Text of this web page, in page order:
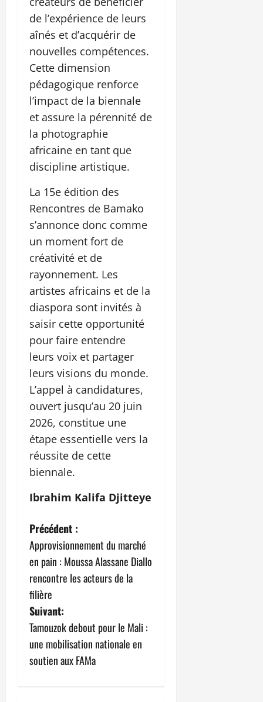
de l’expérience de leurs
aînés et d’acquérir de
nouvelles compétences.
Cette dimension
pédagogique renforce
l’impact de la biennale
et assure la pérennité de
la photographie
africaine en tant que
discipline artistique.
La 15e édition des
Rencontres de Bamako
s’annonce donc comme
un moment fort de
créativité et de
rayonnement. Les
artistes africains et de la
diaspora sont invités à
saisir cette opportunité
pour faire entendre
leurs voix et partager
leurs visions du monde.
L’appel à candidatures,
ouvert jusqu’au 20 juin
2026, constitue une
étape essentielle vers la
réussite de cette
biennale.
Ibrahim Kalifa Djitteye
N
a
v
i
g
a
Précédent :
Approvisionnement du marché
en pain : Moussa Alassane Diallo
rencontre les acteurs de la
filière
Suivant:
Tamouzok debout pour le Mali :
une mobilisation nationale en
soutien aux FAMa